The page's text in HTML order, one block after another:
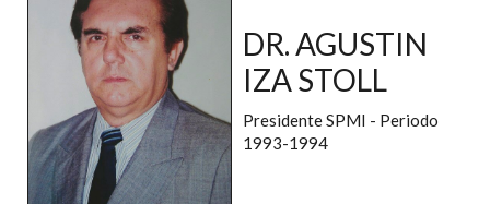
DR. AGUSTIN
IZA STOLL
Presidente SPMI - Periodo
1993-1994